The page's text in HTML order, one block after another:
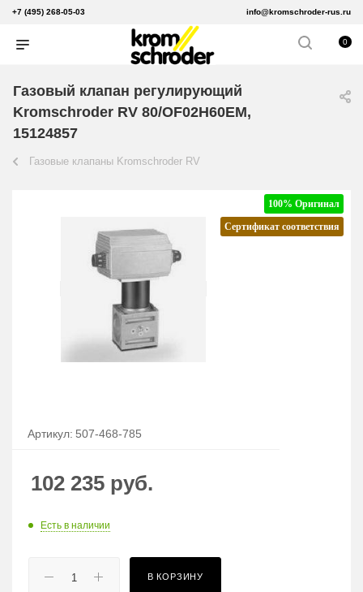
+7 (495) 268-05-03 info@kromschroder-rus.ru
0
Газовый клапан регулирующий
Kromschroder RV 80/OF02H60EM,
15124857
Газовые клапаны Kromschroder RV
100% Оригинал
Сертификат соответствия
Артикул: 507-468-785
102 235 руб.
Есть в наличии
В КОРЗИНУ